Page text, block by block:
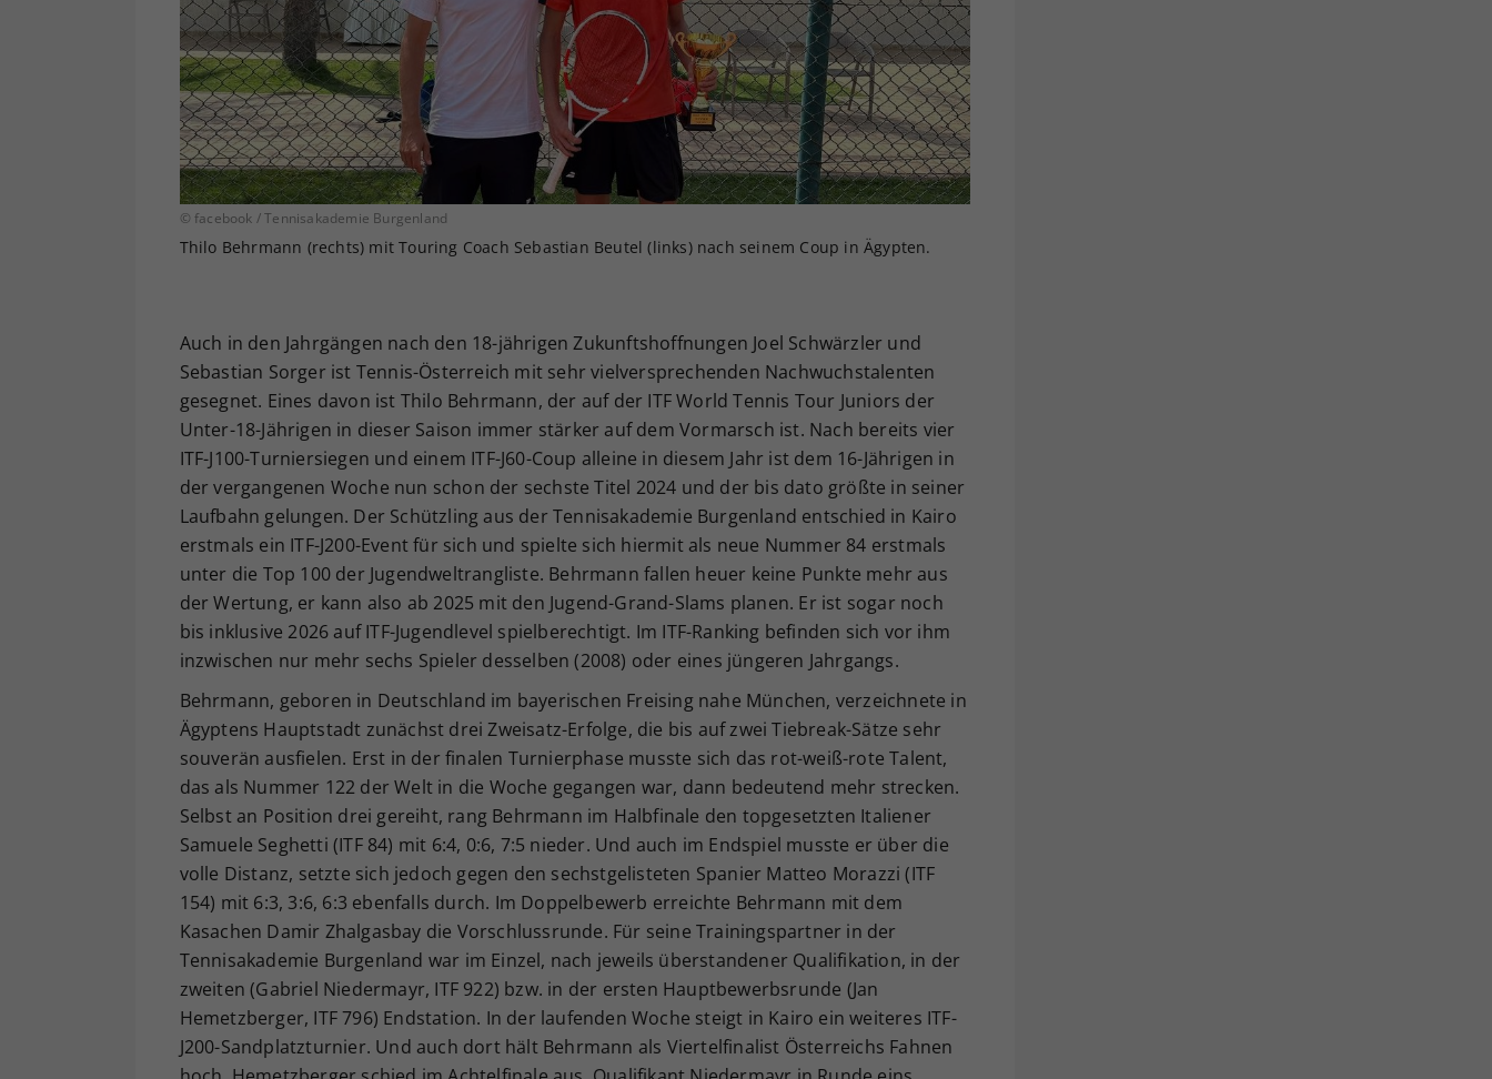
© facebook / Tennisakademie Burgenland
Thilo Behrmann (rechts) mit Touring Coach Sebastian Beutel (links) nach seinem Coup in Ägypten.
Auch in den Jahrgängen nach den 18-jährigen Zukunftshoffnungen Joel Schwärzler und
Sebastian Sorger ist Tennis-Österreich mit sehr vielversprechenden Nachwuchstalenten
gesegnet. Eines davon ist Thilo Behrmann, der auf der ITF World Tennis Tour Juniors der
Unter-18-Jährigen in dieser Saison immer stärker auf dem Vormarsch ist. Nach bereits vier
ITF-J100-Turniersiegen und einem ITF-J60-Coup alleine in diesem Jahr ist dem 16-Jährigen in
der vergangenen Woche nun schon der sechste Titel 2024 und der bis dato größte in seiner
Laufbahn gelungen. Der Schützling aus der Tennisakademie Burgenland entschied in Kairo
erstmals ein ITF-J200-Event für sich und spielte sich hiermit als neue Nummer 84 erstmals
unter die Top 100 der Jugendweltrangliste. Behrmann fallen heuer keine Punkte mehr aus
der Wertung, er kann also ab 2025 mit den Jugend-Grand-Slams planen. Er ist sogar noch
bis inklusive 2026 auf ITF-Jugendlevel spielberechtigt. Im ITF-Ranking befinden sich vor ihm
inzwischen nur mehr sechs Spieler desselben (2008) oder eines jüngeren Jahrgangs.
Behrmann, geboren in Deutschland im bayerischen Freising nahe München, verzeichnete in
Ägyptens Hauptstadt zunächst drei Zweisatz-Erfolge, die bis auf zwei Tiebreak-Sätze sehr
souverän ausfielen. Erst in der finalen Turnierphase musste sich das rot-weiß-rote Talent,
das als Nummer 122 der Welt in die Woche gegangen war, dann bedeutend mehr strecken.
Selbst an Position drei gereiht, rang Behrmann im Halbfinale den topgesetzten Italiener
Samuele Seghetti (ITF 84) mit 6:4, 0:6, 7:5 nieder. Und auch im Endspiel musste er über die
volle Distanz, setzte sich jedoch gegen den sechstgelisteten Spanier Matteo Morazzi (ITF
154) mit 6:3, 3:6, 6:3 ebenfalls durch. Im Doppelbewerb erreichte Behrmann mit dem
Kasachen Damir Zhalgasbay die Vorschlussrunde. Für seine Trainingspartner in der
Tennisakademie Burgenland war im Einzel, nach jeweils überstandener Qualifikation, in der
zweiten (Gabriel Niedermayr, ITF 922) bzw. in der ersten Hauptbewerbsrunde (Jan
Hemetzberger, ITF 796) Endstation. In der laufenden Woche steigt in Kairo ein weiteres ITF-
J200-Sandplatzturnier. Und auch dort hält Behrmann als Viertelfinalist Österreichs Fahnen
Ihrer vorgenommen Einstellungen, falls der
Webseiten-Betreiber dies eingestellt hat.